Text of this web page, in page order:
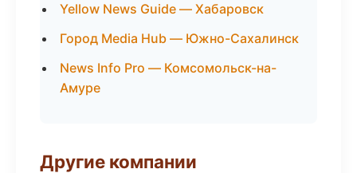
Yellow News Guide — Хабаровск
Город Media Hub — Южно-Сахалинск
News Info Pro — Комсомольск-на-
Амуре
Другие компании